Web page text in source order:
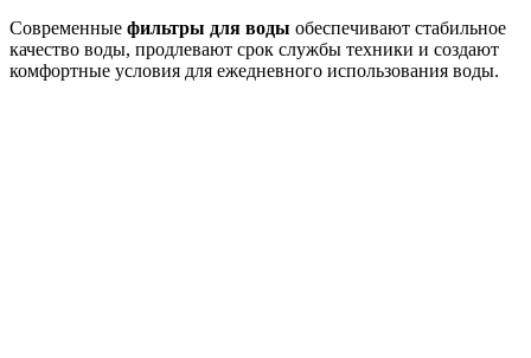
Современные фильтры для воды обеспечивают стабильное
качество воды, продлевают срок службы техники и создают
комфортные условия для ежедневного использования воды.